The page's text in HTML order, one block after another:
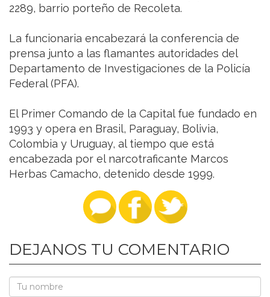
2289, barrio porteño de Recoleta.
La funcionaria encabezará la conferencia de
prensa junto a las flamantes autoridades del
Departamento de Investigaciones de la Policía
Federal (PFA).
El Primer Comando de la Capital fue fundado en
1993 y opera en Brasil, Paraguay, Bolivia,
Colombia y Uruguay, al tiempo que está
encabezada por el narcotraficante Marcos
Herbas Camacho, detenido desde 1999.
DEJANOS TU COMENTARIO